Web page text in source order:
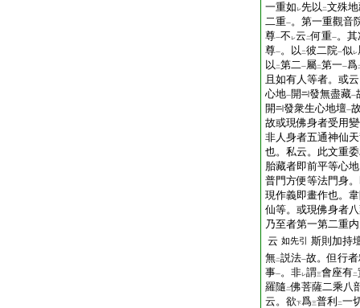
一重如 レ先以 二文殊
二重一。第一重觀音
尊一不 レ云 二何重一。
尊一。以 二彼二院一似レ
以 二第二一屬二第一一爲
且如有人等者。或
心地一開 發無盡藏一
開
發衆生心地壇一
故或現佛身者受用
非人身者五通神仙
也。私云。此文重
胎藏者即前平等心
普門方便等法門身
現作義即畫作也。
仙等。或現佛身者
乃至者第一第二重
云 如先引 斯則加持
無二説法一故。但行
事一。非レ謂三會座有二
羅隨 二佛菩薩二乘八
云。欲下爲三普利 二一